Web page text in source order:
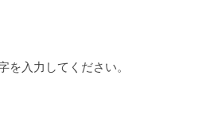
を入力してください。